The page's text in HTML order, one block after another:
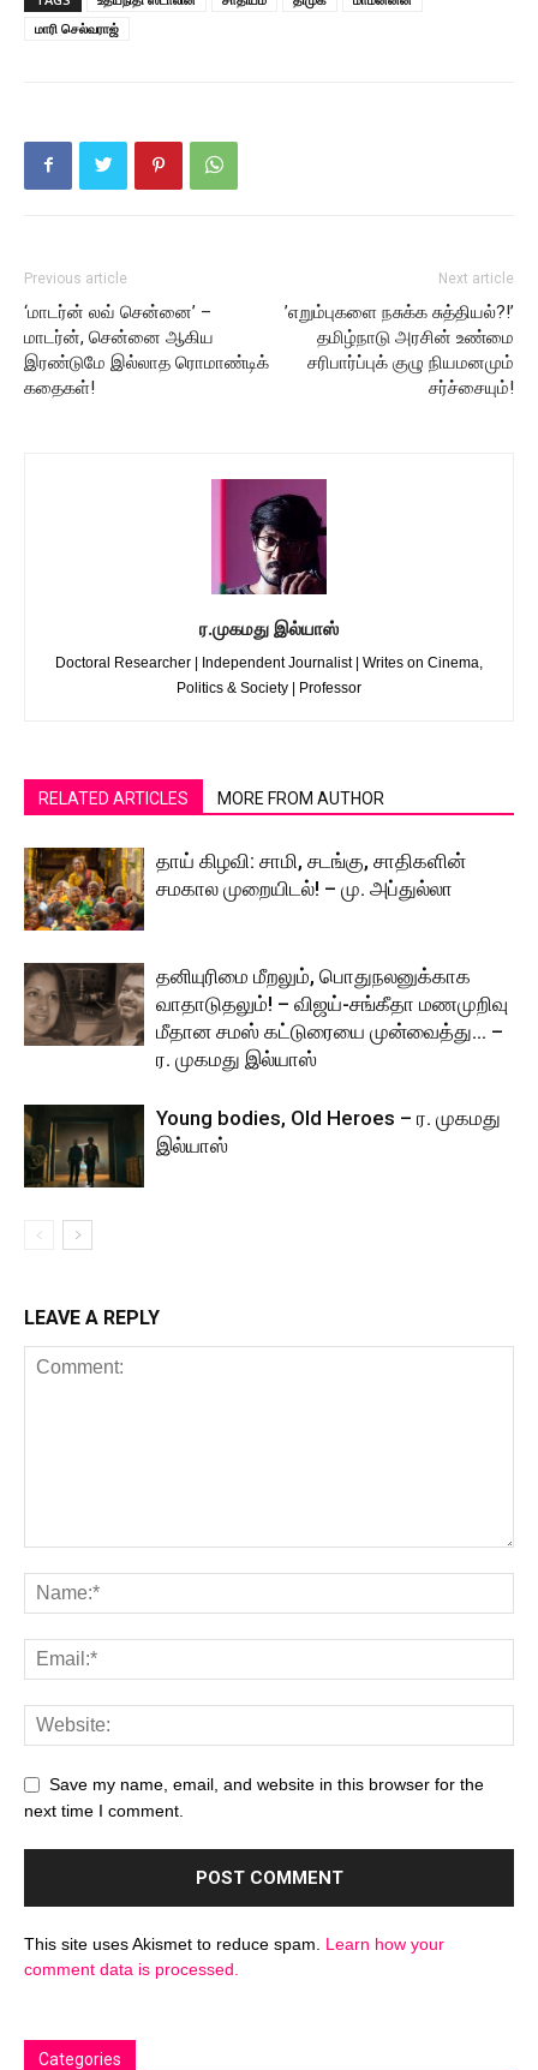
மாரி செல்வராஜ்
Previous article
‘மாடர்ன் லவ் சென்னை’ –
மாடர்ன், சென்னை ஆகிய
இரண்டுமே இல்லாத ரொமாண்டிக்
கதைகள்!
Next article
’எறும்புகளை நசுக்க சுத்தியல்?!’
தமிழ்நாடு அரசின் உண்மை
சரிபார்ப்புக் குழு நியமனமும்
சர்ச்சையும்!
ர.முகமது இல்யாஸ்
Doctoral Researcher | Independent Journalist | Writes on Cinema,
Politics & Society | Professor
RELATED ARTICLES MORE FROM AUTHOR
தாய் கிழவி: சாமி, சடங்கு, சாதிகளின்
சமகால முறையிடல்! – மு. அப்துல்லா
தனியுரிமை மீறலும், பொதுநலனுக்காக
வாதாடுதலும்! – விஜய்-சங்கீதா மணமுறிவு
மீதான சமஸ் கட்டுரையை முன்வைத்து… –
ர. முகமது இல்யாஸ்
Young bodies, Old Heroes – ர. முகமது
இல்யாஸ்
LEAVE A REPLY
Save my name, email, and website in this browser for the
next time I comment.
This site uses Akismet to reduce spam. Learn how your
comment data is processed.
Categories